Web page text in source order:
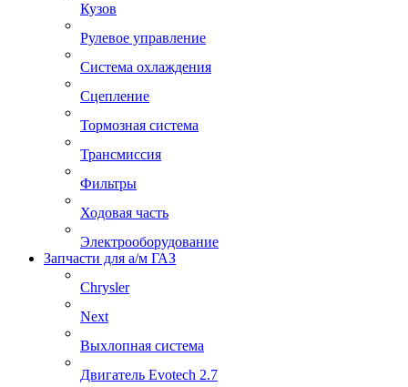
Кузов
Рулевое управление
Система охлаждения
Сцепление
Тормозная система
Трансмиссия
Фильтры
Ходовая часть
Электрооборудование
Запчасти для а/м ГАЗ
Chrysler
Next
Выхлопная система
Двигатель Evotech 2.7